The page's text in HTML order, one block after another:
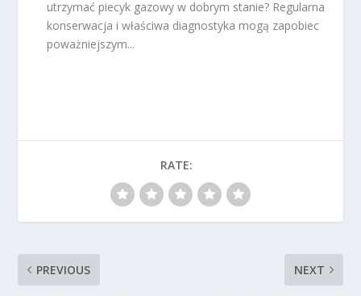
utrzymać piecyk gazowy w dobrym stanie? Regularna
konserwacja i właściwa diagnostyka mogą zapobiec
poważniejszym...
RATE:
PREVIOUS NEXT